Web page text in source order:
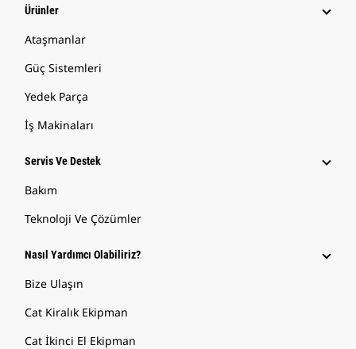
Ürünler
Ataşmanlar
Güç Sistemleri
Yedek Parça
İş Makinaları
Servis Ve Destek
Bakım
Teknoloji Ve Çözümler
Nasıl Yardımcı Olabiliriz?
Bize Ulaşın
Cat Kiralık Ekipman
Cat İkinci El Ekipman